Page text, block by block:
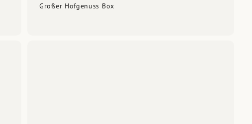
Großer Hofgenuss Box